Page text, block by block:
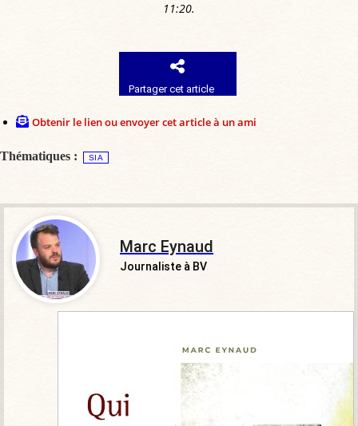
11:20.
Partager cet article
Obtenir le lien ou envoyer cet article à un ami
Thématiques : SIA
Marc Eynaud
Journaliste à BV